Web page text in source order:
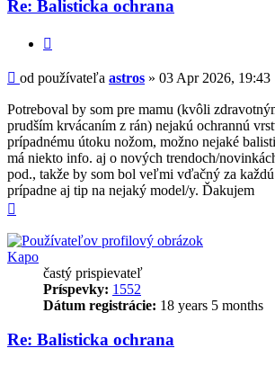
Re: Balisticka ochrana
Príspevok
od používateľa astros » 03 Apr 2026, 19:43
Potreboval by som pre mamu (kvôli
prudším krvácaním z rán) nejakú ochrannú
prípadnému útoku nožom, možno nejaké
má niekto info. aj o nových trendoch/
pod., takže by som bol veľmi vďačný za
prípadne aj tip na nejaký model/y. Ďakujem
Kapo
častý prispievateľ
Príspevky: 1552
Dátum registrácie: 18 years 5 months
Re: Balisticka ochrana